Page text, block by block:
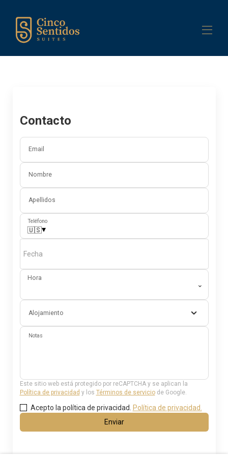
Contacto
Email
Nombre
Apellidos
Teléfono
🇺🇸▾
Fecha
Hora
⌄
Alojamiento
Notas
Este sitio web está protegido por reCAPTCHA y se aplican la
Política de privacidad y los Términos de serviciode Google.
Acepto la política de privacidad. Política de privacidad.
Enviar